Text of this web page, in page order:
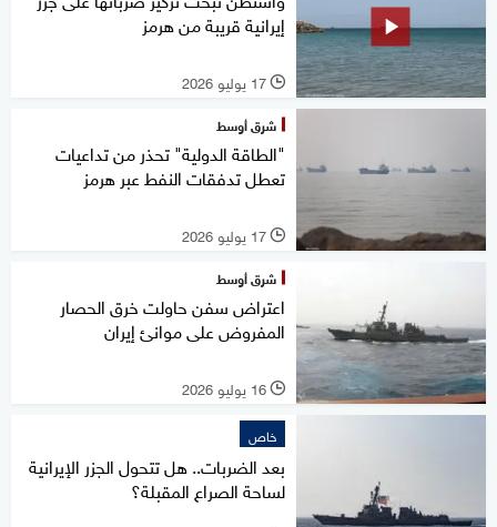
إيرانية قريبة من هرمز
l 17 يوليو 2026
شرق أوسط
"الطاقة الدولية" تحذر من تداعيات
تعطل تدفقات النفط عبر هرمز
l 17 يوليو 2026
شرق أوسط
اعتراض سفن حاولت خرق الحصار
المفروض على موانئ إيران
l 16 يوليو 2026
خاص
بعد الضربات.. هل تتحول الجزر الإيرانية
لساحة الصراع المقبلة؟